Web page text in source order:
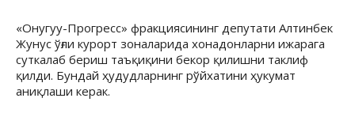
«Онугуу-Прогресс» фракциясининг депутати Алтинбек
Жунус ўғли курорт зоналарида хонадонларни ижарага
суткалаб бериш таъқиқини бекор қилишни таклиф
қилди. Бундай ҳудудларнинг рўйхатини ҳукумат
аниқлаши керак.